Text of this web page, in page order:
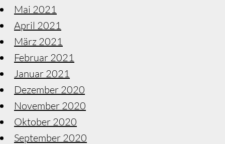
Mai 2021
April 2021
März 2021
Februar 2021
Januar 2021
Dezember 2020
November 2020
Oktober 2020
September 2020